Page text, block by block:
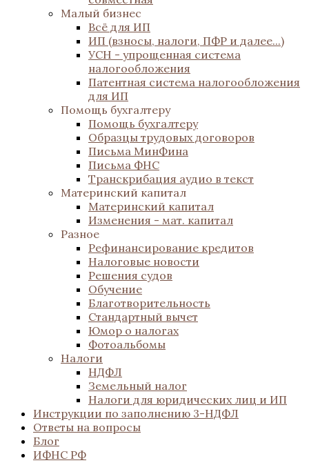
Малый бизнес
Всё для ИП
ИП (взносы, налоги, ПФР и далее...)
УСН - упрощенная система
налогообложения
Патентная система налогообложения
для ИП
Помощь бухгалтеру
Помощь бухгалтеру
Образцы трудовых договоров
Письма МинФина
Письма ФНС
Транскрибация аудио в текст
Материнский капитал
Материнский капитал
Изменения - мат. капитал
Разное
Рефинансирование кредитов
Налоговые новости
Решения судов
Обучение
Благотворительность
Стандартный вычет
Юмор о налогах
Фотоальбомы
Налоги
НДФЛ
Земельный налог
Налоги для юридических лиц и ИП
Инструкции по заполнению 3-НДФЛ
Ответы на вопросы
Блог
ИФНС РФ